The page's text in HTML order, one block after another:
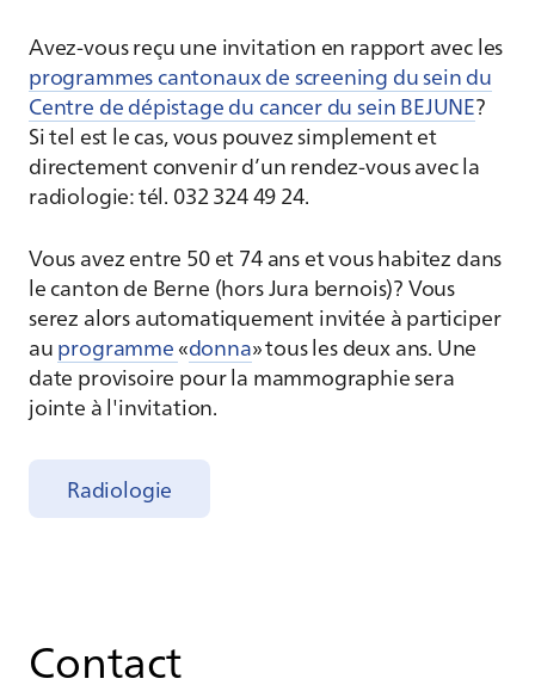
Avez-vous reçu une invitation en rapport avec les
programmes cantonaux de screening du sein du
Centre de dépistage du cancer du sein BEJUNE?
Si tel est le cas, vous pouvez simplement et
directement convenir d’un rendez-vous avec la
radiologie: tél. 032 324 49 24.
Vous avez entre 50 et 74 ans et vous habitez dans
le canton de Berne (hors Jura bernois)? Vous
serez alors automatiquement invitée à participer
au programme «donna» tous les deux ans. Une
date provisoire pour la mammographie sera
jointe à l'invitation.
Radiologie
Contact